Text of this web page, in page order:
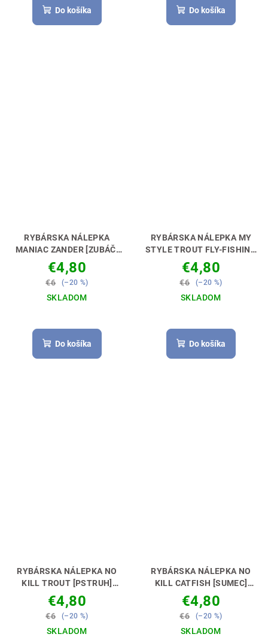
Do košíka Do košíka
RYBÁRSKA NÁLEPKA
MANIAC ZANDER [ZUBÁČ]
NECH MÁŠ DOKONALÉ
AUTO 🚗🎣
€4,80
€6 (–20 %)
SKLADOM
Do košíka
RYBÁRSKA NÁLEPKA MY
STYLE TROUT FLY-FISHING
[MUŠKÁR]
NECH MÁŠ
DOKONALÉ AUTO 🚗🎣
€4,80
€6 (–20 %)
SKLADOM
Do košíka
RYBÁRSKA NÁLEPKA NO
KILL TROUT [PSTRUH]
VYJADRI SVOJ POSTOJ 🚗
🎣
€4,80
€6 (–20 %)
SKLADOM
RYBÁRSKA NÁLEPKA NO
KILL CATFISH [SUMEC]
VYJADRI SVOJ POSTOJ 🚗
🎣
€4,80
€6 (–20 %)
SKLADOM